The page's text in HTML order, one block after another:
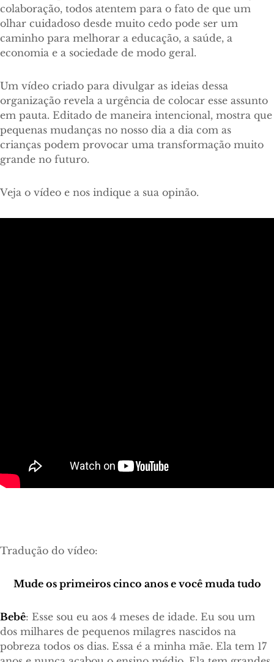
colaboração, todos atentem para o fato de que um
olhar cuidadoso desde muito cedo pode ser um
caminho para melhorar a educação, a saúde, a
economia e a sociedade de modo geral.
Um vídeo criado para divulgar as ideias dessa
organização revela a urgência de colocar esse assunto
em pauta. Editado de maneira intencional, mostra que
pequenas mudanças no nosso dia a dia com as
crianças podem provocar uma transformação muito
grande no futuro.
Veja o vídeo e nos indique a sua opinão.
Tradução do vídeo:
Mude os primeiros cinco anos e você muda tudo
Bebê: Esse sou eu aos 4 meses de idade. Eu sou um
dos milhares de pequenos milagres nascidos na
pobreza todos os dias. Essa é a minha mãe. Ela tem 17